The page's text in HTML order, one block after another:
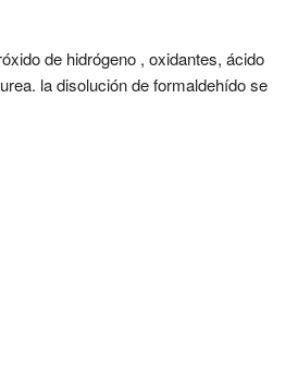
de hidrógeno , oxidantes, ácido
la disolución de formaldehído se